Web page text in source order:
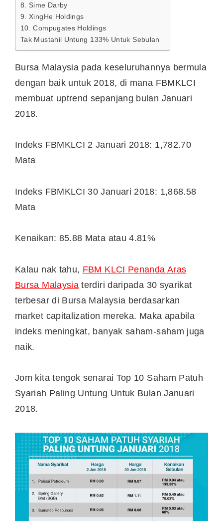
8. Sime Darby
9. XingHe Holdings
10. Compugates Holdings
Tak Mustahil Untung 133% Untuk Sebulan
Bursa Malaysia pada keseluruhannya bermula
dengan baik untuk 2018, di mana FBMKLCI
membuat uptrend sepanjang bulan Januari
2018.
Indeks FBMKLCI 2 Januari 2018: 1,782.70
Mata
Indeks FBMKLCI 30 Januari 2018: 1,868.58
Mata
Kenaikan: 85.88 Mata atau 4.81%
Kalau nak tahu, FBM KLCI Penanda Aras
Bursa Malaysia terdiri daripada 30 syarikat
terbesar di Bursa Malaysia berdasarkan
market capitalization mereka. Maka apabila
indeks meningkat, banyak saham-saham juga
naik.
Jom kita tengok senarai Top 10 Saham Patuh
Syariah Paling Untung Untuk Bulan Januari
2018.